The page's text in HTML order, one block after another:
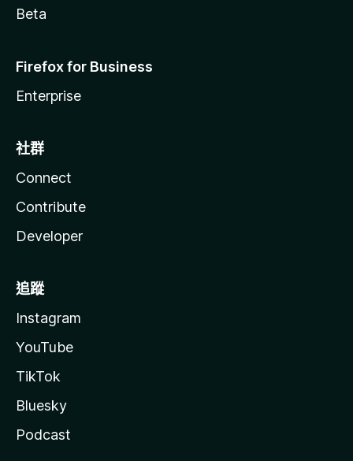
Beta
Firefox for Business
Enterprise
社群
Connect
Contribute
Developer
追蹤
Instagram
YouTube
TikTok
Bluesky
Podcast